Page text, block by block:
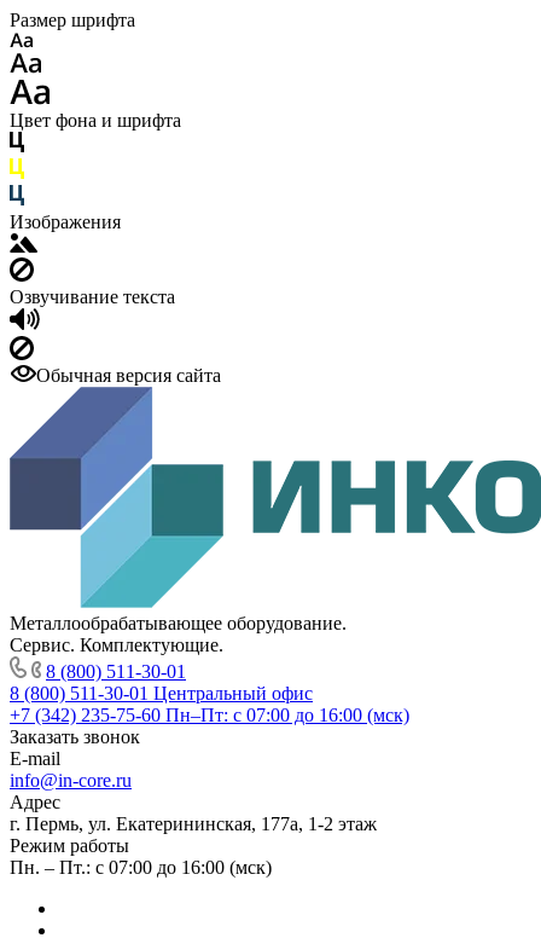
Размер шрифта
Цвет фона и шрифта
Изображения
Озвучивание текста
Обычная версия сайта
Металлообрабатывающее оборудование.
Сервис. Комплектующие.
8 (800) 511-30-01
8 (800) 511-30-01 Центральный офис
+7 (342) 235-75-60 Пн–Пт: с 07:00 до 16:00 (мск)
Заказать звонок
E-mail
info@in-core.ru
Адрес
г. Пермь, ул. ​Екатерининская, 177а, ​1-2 этаж
Режим работы
Пн. – Пт.: с 07:00 до 16:00 (мск)